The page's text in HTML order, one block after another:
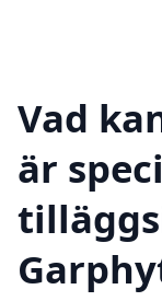
Vad
är